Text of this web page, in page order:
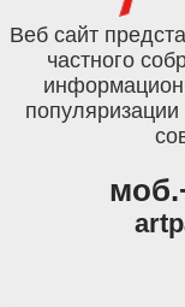
Веб сайт
частного
популяризации